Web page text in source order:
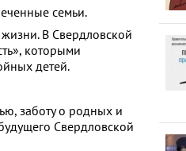
семьи.
В Свердловской
которыми
детей.
заботу о родных и
Свердловской